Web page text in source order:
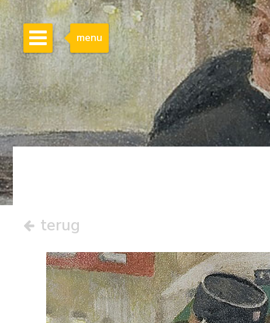
menu
terug